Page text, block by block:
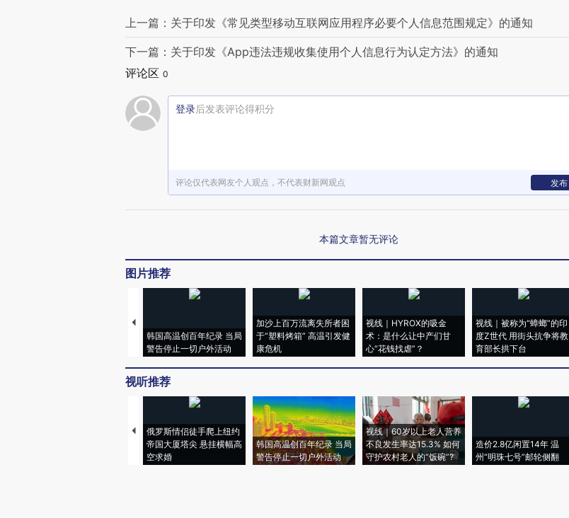
上一篇：关于印发《常见类型移动互联网应用程序必要个人信息范围规定》的通知
下一篇：关于印发《App违法违规收集使用个人信息行为认定方法》的通知
评论区 0
登录后发表评论得积分
评论仅代表网友个人观点，不代表财新网观点 发布
本篇文章暂无评论
图片推荐
韩国高温创百年纪录 当局
警告停止一切户外活动
加沙上百万流离失所者困
于“塑料烤箱” 高温引发健
康危机
视线｜HYROX的吸金
术：是什么让中产们甘
心“花钱找虐”？
视线｜被称为“蟑螂”的印
度Z世代 用街头抗争将教
育部长拱下台
视听推荐
俄罗斯情侣徒手爬上纽约
帝国大厦塔尖 悬挂横幅高
空求婚
韩国高温创百年纪录 当局
警告停止一切户外活动
视线｜60岁以上老人营养
不良发生率达15.3% 如何
守护农村老人的“饭碗”?
造价2.8亿闲置14年 温
州“明珠七号”邮轮侧翻